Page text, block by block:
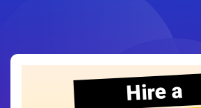
Hire a